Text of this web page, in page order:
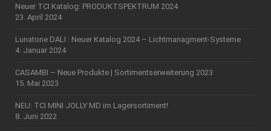
Neuer TCI Katalog: PRODUKTSPEKTRUM 2024
23. April 2024
Lunatone DALI : Neuer Katalog 2024 – Lichtmanagment-Systeme
4. Januar 2024
CASAMBI – Neue Produkte | Sortimentserweiterung 2023
15. Mai 2023
NEU: TCI MINI JOLLY MD im Lagersortiment!
8. Juni 2022